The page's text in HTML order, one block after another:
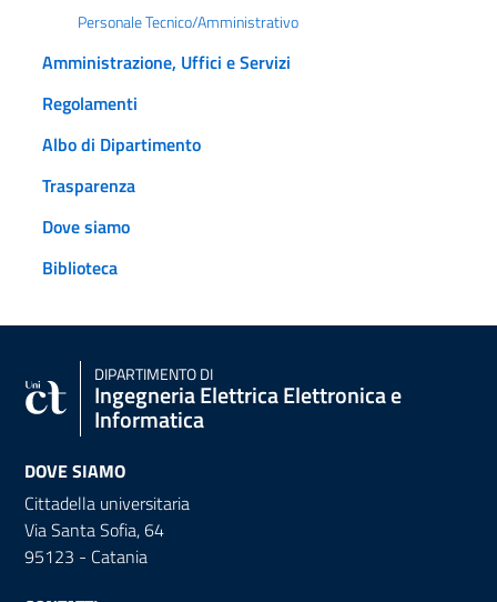
Personale Tecnico/Amministrativo
Amministrazione, Uffici e Servizi
Regolamenti
Albo di Dipartimento
Trasparenza
Dove siamo
Biblioteca
DIPARTIMENTO DI
Ingegneria Elettrica Elettronica e
Informatica
DOVE SIAMO
Cittadella universitaria
Via Santa Sofia, 64
95123 - Catania